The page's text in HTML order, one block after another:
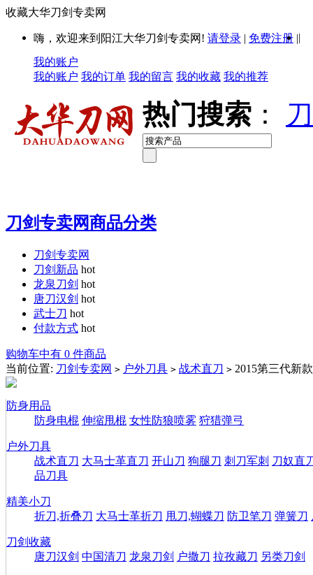
收藏大华刀剑专卖网
嗨，欢迎来到阳江大华刀剑专卖网! 请登录 | 免费注册 ||
我的账户
我的账户 我的订单 我的留言 我的收藏 我的推荐
热门搜索 ：
刀剑专卖网商品分类
刀剑专卖网
刀剑新品 hot
龙泉刀剑 hot
唐刀汉剑 hot
武士刀 hot
付款方式 hot
购物车中有 0 件商品
当前位置: 刀剑专卖网 > 户外刀具 > 战术直刀 > 2015第三代新
防身用品
防身电棍 伸缩甩棍 女性防狼喷雾 狩猎弹弓
户外刀具
战术直刀 大马士革直刀 开山刀 狗腿刀 刺刀军刺 刀奴直
品刀具
精美小刀
折刀,折叠刀 大马士革折刀 甩刀,蝴蝶刀 防卫笔刀 弹簧刀
刀剑收藏
唐刀汉剑 中国清刀 龙泉刀剑 户撒刀 拉孜藏刀 另类刀剑